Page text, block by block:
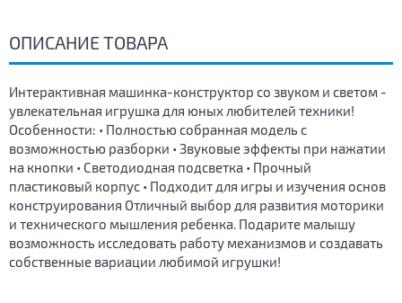
ОПИСАНИЕ ТОВАРА
Интерактивная машинка-конструктор со звуком и светом -
увлекательная игрушка для юных любителей техники!
Особенности: • Полностью собранная модель с
возможностью разборки • Звуковые эффекты при нажатии
на кнопки • Светодиодная подсветка • Прочный
пластиковый корпус • Подходит для игры и изучения основ
конструирования Отличный выбор для развития моторики
и технического мышления ребенка. Подарите малышу
возможность исследовать работу механизмов и создавать
собственные вариации любимой игрушки!